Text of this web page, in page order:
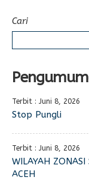
Cari
Terbit : Juni 8, 2026
Stop Pungli
Terbit : Juni 8, 2026
WILAYAH
ACEH